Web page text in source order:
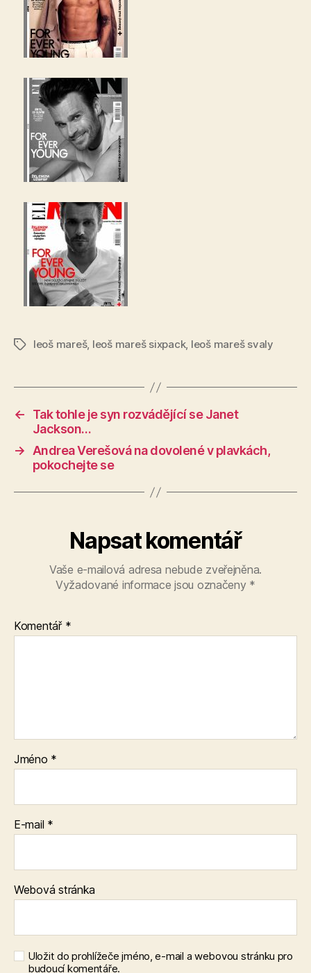
Štítkyleoš mareš, leoš mareš sixpack, leoš mareš svaly
←
Tak tohle je syn rozvádějící se Janet
Jackson…
→ Andrea Verešová na dovolené v plavkách,
pokochejte se
Napsat komentář
Vaše e-mailová adresa nebude zveřejněna.
Vyžadované informace jsou označeny *
Komentář *
Jméno *
E-mail *
Webová stránka
Uložit do prohlížeče jméno, e-mail a webovou stránku pro
budoucí komentáře.